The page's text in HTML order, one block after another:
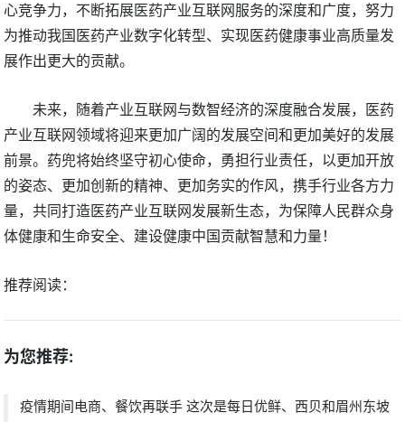
心竞争力，不断拓展医药产业互联网服务的深度和广度，努力
为推动我国医药产业数字化转型、实现医药健康事业高质量发
展作出更大的贡献。
未来，随着产业互联网与数智经济的深度融合发展，医药
产业互联网领域将迎来更加广阔的发展空间和更加美好的发展
前景。药兜将始终坚守初心使命，勇担行业责任，以更加开放
的姿态、更加创新的精神、更加务实的作风，携手行业各方力
量，共同打造医药产业互联网发展新生态，为保障人民群众身
体健康和生命安全、建设健康中国贡献智慧和力量！
推荐阅读：
为您推荐:
疫情期间电商、餐饮再联手 这次是每日优鲜、西贝和眉州东坡